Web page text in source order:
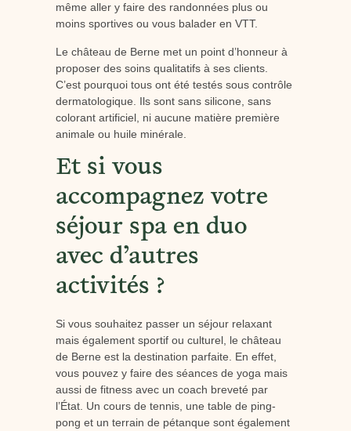
même aller y faire des randonnées plus ou
moins sportives ou vous balader en VTT.
Le château de Berne met un point d’honneur à
proposer des soins qualitatifs à ses clients.
C’est pourquoi tous ont été testés sous contrôle
dermatologique. Ils sont sans silicone, sans
colorant artificiel, ni aucune matière première
animale ou huile minérale.
Et si vous
accompagnez votre
séjour spa en duo
avec d’autres
activités ?
Si vous souhaitez passer un séjour relaxant
mais également sportif ou culturel, le château
de Berne est la destination parfaite. En effet,
vous pouvez y faire des séances de yoga mais
aussi de fitness avec un coach breveté par
l’État. Un cours de tennis, une table de ping-
pong et un terrain de pétanque sont également